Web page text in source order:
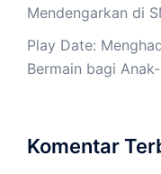
Mendengarkan di
Play Date:
Bermain bagi
Komentar